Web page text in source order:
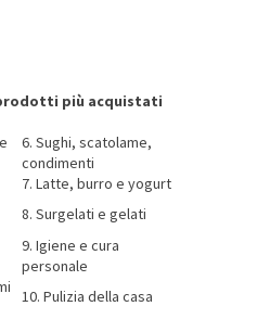
più acquistati
6. Sughi, scatolame,
condimenti
7. Latte, burro e yogurt
8. Surgelati e gelati
9. Igiene e cura
personale
10. Pulizia della casa